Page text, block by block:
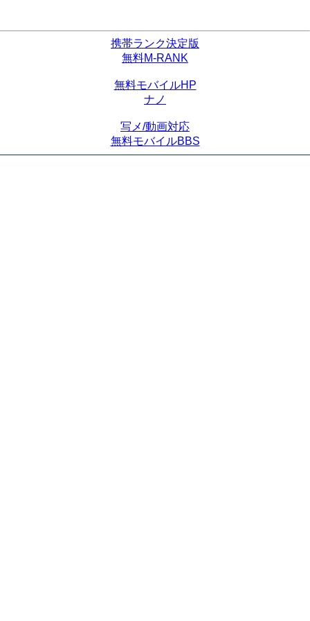
携帯ランク決定版
無料M-RANK
無料モバイルHP
ナノ
写メ/動画対応
無料モバイルBBS